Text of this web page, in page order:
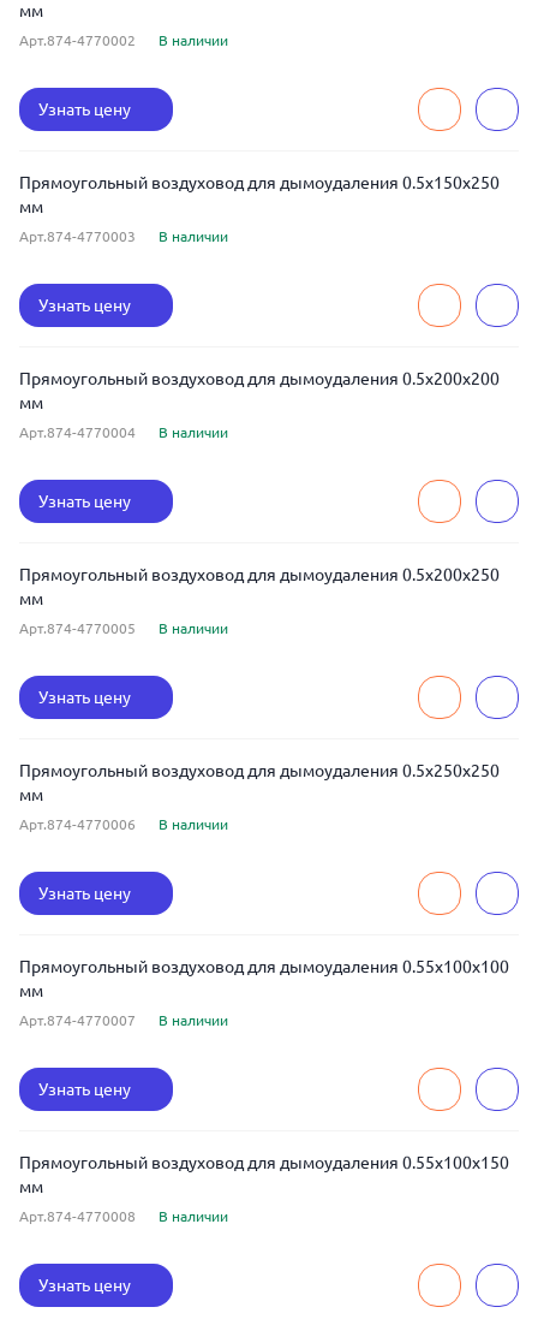
мм
Арт.874-4770002 В наличии
Узнать цену
Прямоугольный воздуховод для дымоудаления 0.5x150x250
мм
Арт.874-4770003 В наличии
Узнать цену
Прямоугольный воздуховод для дымоудаления 0.5x200x200
мм
Арт.874-4770004 В наличии
Узнать цену
Прямоугольный воздуховод для дымоудаления 0.5x200x250
мм
Арт.874-4770005 В наличии
Узнать цену
Прямоугольный воздуховод для дымоудаления 0.5x250x250
мм
Арт.874-4770006 В наличии
Узнать цену
Прямоугольный воздуховод для дымоудаления 0.55x100x100
мм
Арт.874-4770007 В наличии
Узнать цену
Прямоугольный воздуховод для дымоудаления 0.55x100x150
мм
Арт.874-4770008 В наличии
Узнать цену